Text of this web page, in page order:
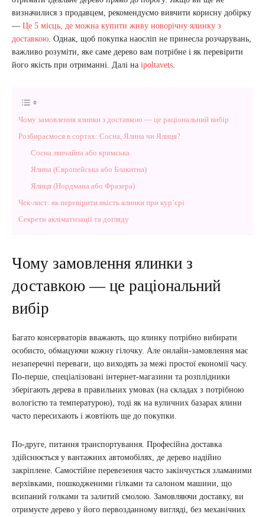
визначилися з продавцем, рекомендуємо вивчити корисну добірку
— Це 5 місць, де можна купити живу новорічну ялинку з
доставкою . Однак, щоб покупка наосліп не принесла розчарувань,
важливо розуміти, яке саме дерево вам потрібне і як перевірити
його якість при отриманні. Далі на ipoltavets
Чому замовлення ялинки з доставкою — це раціональний вибір
Розбираємося в сортах: Сосна, Ялина чи Ялиця?
Сосна звичайна або кримська
Ялина (Європейська або Блакитна)
Ялиця (Нордмана або Фразера)
Чек-лист: як перевірити якість ялинки при кур’єрі
Секрети акліматизації та догляду
Чому замовлення ялинки з
доставкою — це раціональний
вибір
Багато консерваторів вважають, що ялинку потрібно вибирати
особисто, обмацуючи кожну гілочку. Але онлайн-замовлення має
незаперечні переваги, що виходять за межі простої економії часу.
По-перше, спеціалізовані інтернет-магазини та розплідники
зберігають дерева в правильних умовах (на складах з потрібною
вологістю та температурою), тоді як на вуличних базарах ялини
часто пересихають і жовтіють ще до покупки.
По-друге, питання транспортування. Професійна доставка
здійснюється у вантажних автомобілях, де дерево надійно
закріплене. Самостійне перевезення часто закінчується зламаними
верхівками, пошкодженими гілками та салоном машини, що
всипаний голками та залитий смолою. Замовляючи доставку, ви
отримуєте дерево у його первозданному вигляді, без механічних